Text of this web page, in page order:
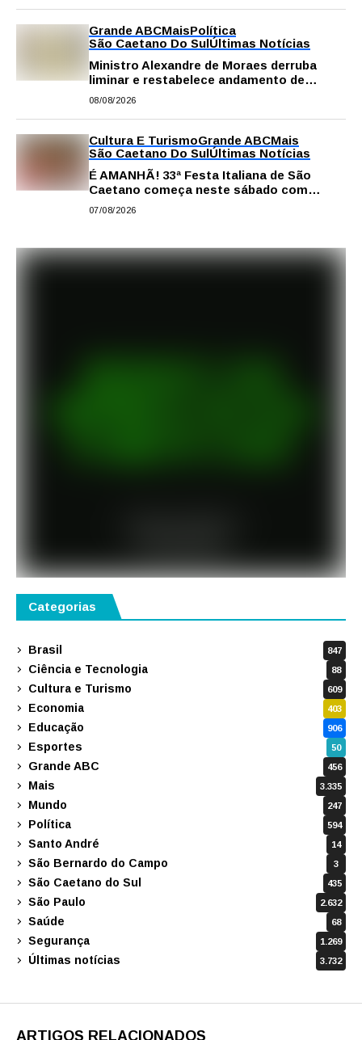
Grande ABCMaisPolítica
São Caetano Do SulÚltimas Notícias
Ministro Alexandre de Moraes derruba
liminar e restabelece andamento de
comissão processante contra vereador
08/08/2026
Cultura E TurismoGrande ABCMais
São Caetano Do SulÚltimas Notícias
É AMANHÃ! 33ª Festa Italiana de São
Caetano começa neste sábado com
gastronomia, música e solidariedade
07/08/2026
Categorias
Brasil 847
Ciência e Tecnologia 88
Cultura e Turismo 609
Economia 403
Educação 906
Esportes 50
Grande ABC 456
Mais 3.335
Mundo 247
Política 594
Santo André 14
São Bernardo do Campo 3
São Caetano do Sul 435
São Paulo 2.632
Saúde 68
Segurança 1.269
Últimas notícias 3.732
ARTIGOS RELACIONADOS